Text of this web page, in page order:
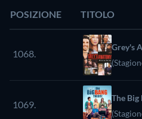
POSIZIONE TITOLO
1068.
Grey's
1069.
The Big